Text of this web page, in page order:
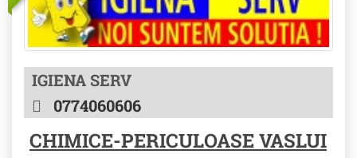
IGIENA SERV
0774060606
CHIMICE-PERICULOASE VASLUI